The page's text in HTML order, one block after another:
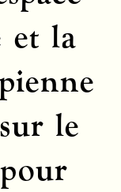
et la
le